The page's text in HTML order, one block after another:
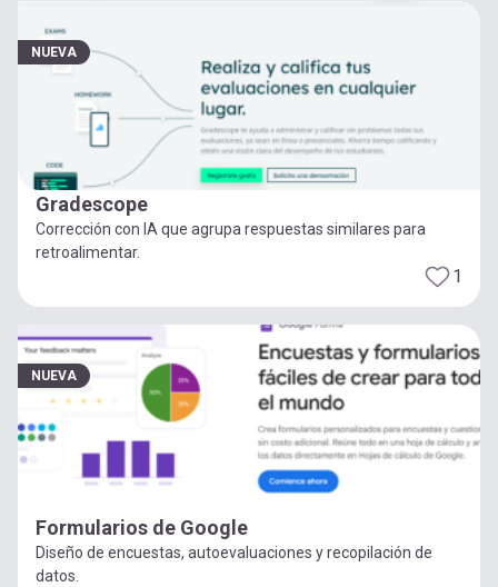
Gradescope
NUEVA
Corrección con IA que agrupa respuestas similares para
retroalimentar.
1
Formularios de Google
NUEVA
Diseño de encuestas, autoevaluaciones y recopilación de
datos.